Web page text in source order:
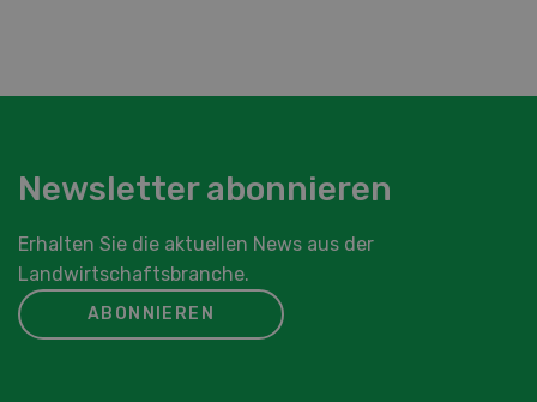
Newsletter abonnieren
Erhalten Sie die aktuellen News aus der
Landwirtschaftsbranche.
ABONNIEREN